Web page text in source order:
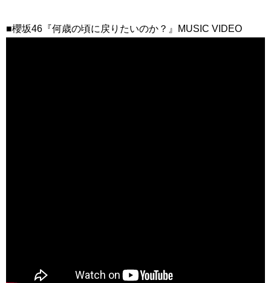
■櫻坂46『何歳の頃に戻りたいのか？』MUSIC VIDEO